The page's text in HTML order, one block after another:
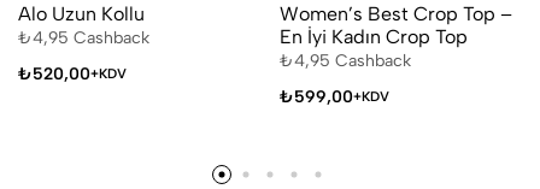
Alo Uzun Kollu
₺4,95 Cashback
₺520,00+KDV
Women’s Best Crop Top –
En İyi Kadın Crop Top
₺4,95 Cashback
₺599,00+KDV